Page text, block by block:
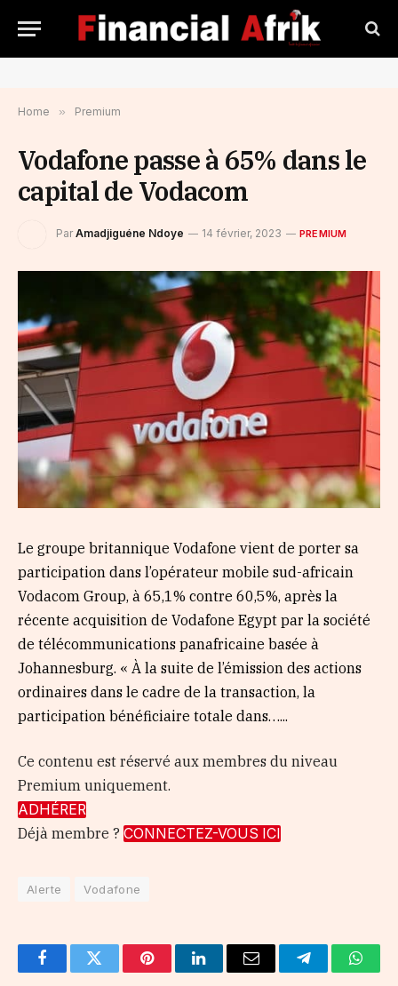
Home » Premium
Vodafone passe à 65% dans le
capital de Vodacom
Par Amadjiguéne Ndoye 14 février, 2023 PREMIUM
Le groupe britannique Vodafone vient de porter sa
participation dans l’opérateur mobile sud-africain
Vodacom Group, à 65,1% contre 60,5%, après la
récente acquisition de Vodafone Egypt par la société
de télécommunications panafricaine basée à
Johannesburg. « À la suite de l’émission des actions
ordinaires dans le cadre de la transaction, la
participation bénéficiaire totale dans…...
Ce contenu est réservé aux membres du niveau
Premium uniquement.
ADHÉRER
Déjà membre ? CONNECTEZ-VOUS ICI
Alerte Vodafone
FacebookTwitter PinterestLinkedInEmail Telegram